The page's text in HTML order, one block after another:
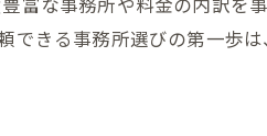
できる事務所選びの第一歩